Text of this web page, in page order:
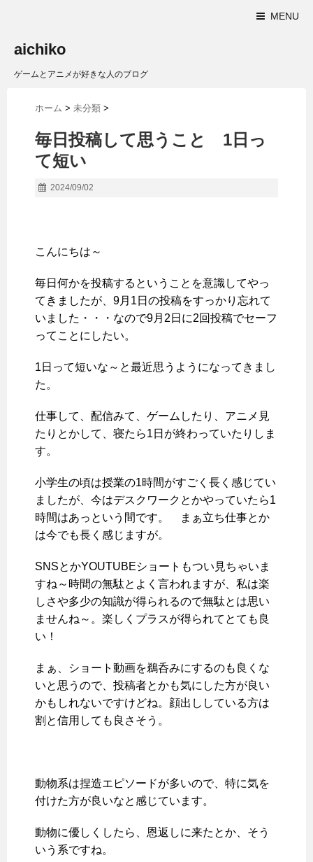
MENU
aichiko
ゲームとアニメが好きな人のブログ
ホーム > 未分類 >
毎日投稿して思うこと 1日っ
て短い
2024/09/02
こんにちは～
毎日何かを投稿するということを意識してやっ
てきましたが、9月1日の投稿をすっかり忘れて
いました・・・なので9月2日に2回投稿でセーフ
ってことにしたい。
1日って短いな～と最近思うようになってきまし
た。
仕事して、配信みて、ゲームしたり、アニメ見
たりとかして、寝たら1日が終わっていたりしま
す。
小学生の頃は授業の1時間がすごく長く感じてい
ましたが、今はデスクワークとかやっていたら1
時間はあっという間です。 まぁ立ち仕事とか
は今でも長く感じますが。
SNSとかYOUTUBEショートもつい見ちゃいま
すね～時間の無駄とよく言われますが、私は楽
しさや多少の知識が得られるので無駄とは思い
ませんね～。楽しくプラスが得られてとても良
い！
まぁ、ショート動画を鵜呑みにするのも良くな
いと思うので、投稿者とかも気にした方が良い
かもしれないですけどね。顔出ししている方は
割と信用しても良さそう。
動物系は捏造エピソードが多いので、特に気を
付けた方が良いなと感じています。
動物に優しくしたら、恩返しに来たとか、そう
いう系ですね。